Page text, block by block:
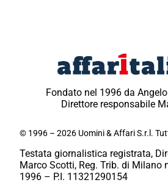
Fondato nel 1996 da
Direttore responsabile
© 1996 – 2026 Uomini & Affari S.r.l.
Testata giornalistica registrata,
Marco Scotti, Reg. Trib. di Milano
1996 – P.I. 11321290154